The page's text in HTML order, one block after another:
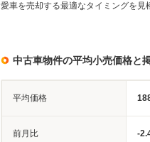
愛車を売却する最適なタイミングを見
中古車物件の平均小売価格と
平均価格
前月比 -